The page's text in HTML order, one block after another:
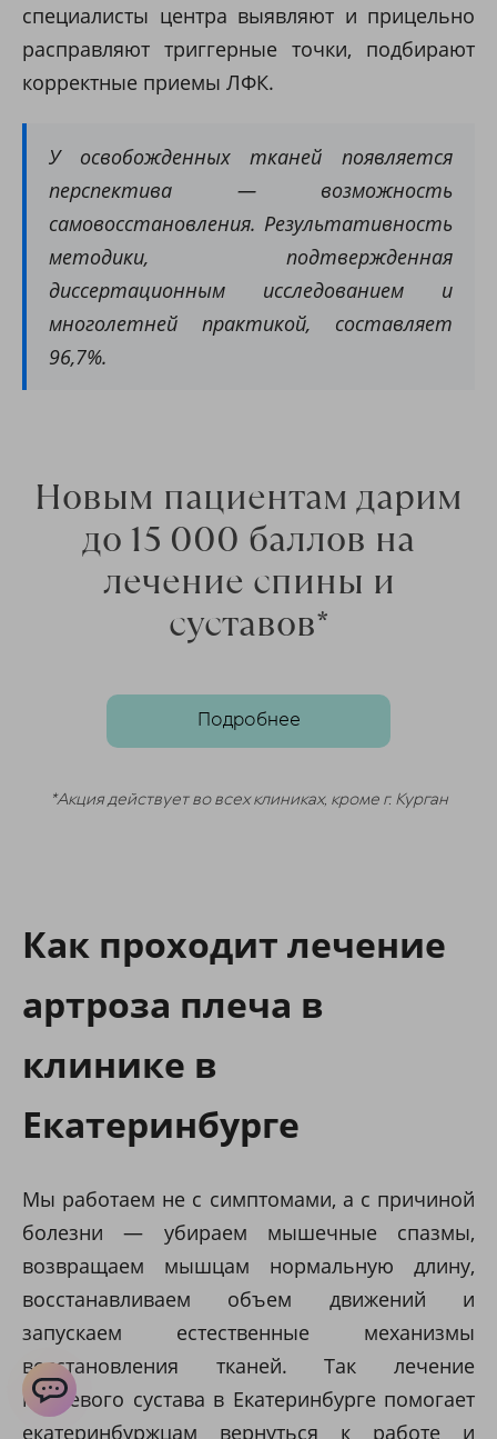
специалисты центра выявляют и прицельно
расправляют триггерные точки, подбирают
корректные приемы ЛФК.
У освобожденных тканей появляется
перспектива — возможность
самовосстановления. Результативность
методики, подтвержденная
диссертационным исследованием и
многолетней практикой, составляет
96,7%.
Новым пациентам дарим
до 15 000 баллов на
лечение спины и
суставов*
Подробнее
*Акция действует во всех клиниках, кроме г. Курган
Как проходит лечение
артроза плеча в
клинике в
Екатеринбурге
Мы работаем не с симптомами, а с причиной
болезни — убираем мышечные спазмы,
возвращаем мышцам нормальную длину,
восстанавливаем объем движений и
запускаем естественные механизмы
восстановления тканей. Так лечение
плечевого сустава в Екатеринбурге помогает
екатеринбуржцам вернуться к работе и
ChatApp
online
Мессенджеры
Свяжитесь с нами через любой удобный
Telegram Max